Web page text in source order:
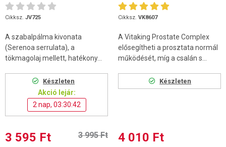
Cikksz. JV725
A szabalpálma kivonata
(Serenoa serrulata), a
tökmagolaj mellett, hatékony...
Készleten
Akció lejár:
2 nap, 03:30:42
3 595 Ft 3 995 Ft
Cikksz. VK8607
A Vitaking Prostate Complex
elősegítheti a prosztata normál
működését, míg a csalán s...
Készleten
4 010 Ft